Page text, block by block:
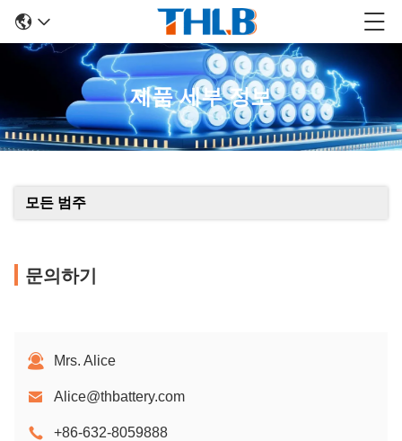
제품 세부 정보
모든 범주
문의하기
Mrs. Alice
Alice@thbattery.com
+86-632-8059888